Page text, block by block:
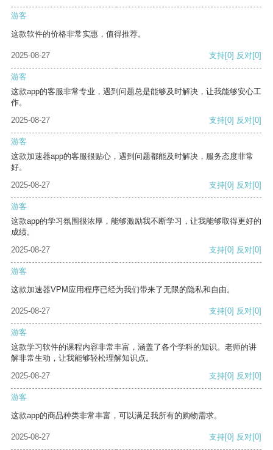
游客
这款软件的价格非常实惠，值得推荐。
2025-08-27 支持[0] 反对[0]
游客
这款app的客服非常专业，遇到问题总是能够及时解决，让我能够安心工
作。
2025-08-27
支持[0] 反对[0]
游客
这款加速器app的客服很贴心，遇到问题都能及时解决，服务态度非常
好。
2025-08-27
支持[0] 反对[0]
游客
这款app的学习氛围很浓厚，能够激励我不断学习，让我能够取得更好的
成绩。
2025-08-27
支持[0] 反对[0]
游客
这款加速器VPM应用程序已经为我们带来了无限的隐私和自由。
2025-08-27 支持[0] 反对[0]
游客
这款学习软件的课程内容非常丰富，涵盖了各个学科的知识。老师的讲
解非常生动，让我能够轻松理解知识点。
2025-08-27
支持[0] 反对[0]
游客
这款app的商品种类非常丰富，可以满足我所有的购物需求。
2025-08-27 支持[0] 反对[0]